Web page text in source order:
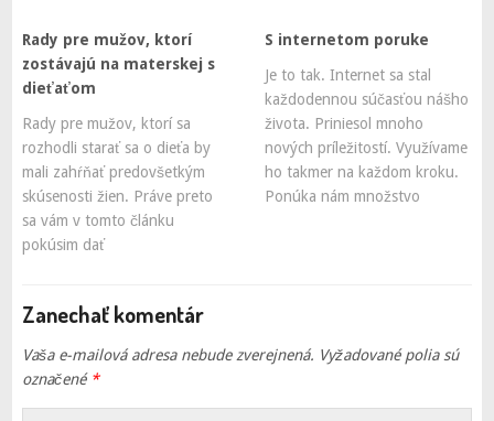
Rady pre mužov, ktorí
zostávajú na materskej s
dieťaťom
Rady pre mužov, ktorí sa
rozhodli starať sa o dieťa by
mali zahŕňať predovšetkým
skúsenosti žien. Práve preto
sa vám v tomto článku
pokúsim dať
S internetom poruke
Je to tak. Internet sa stal
každodennou súčasťou nášho
života. Priniesol mnoho
nových príležitostí. Využívame
ho takmer na každom kroku.
Ponúka nám množstvo
Zanechať komentár
Vaša e-mailová adresa nebude zverejnená. Vyžadované polia sú
označené *